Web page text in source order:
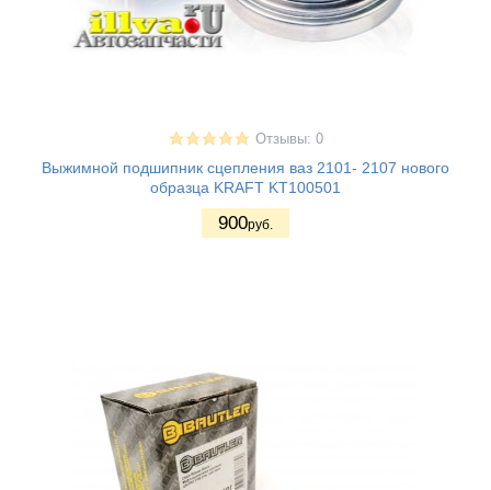
Отзывы: 0
Выжимной подшипник сцепления ваз 2101- 2107 нового
образца KRAFT KT100501
900руб.